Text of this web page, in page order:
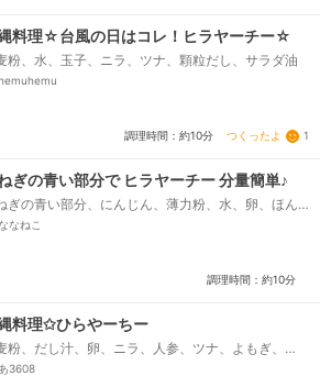
料理☆台風の日はコレ！ヒラヤーチー☆
粉、水、玉子、ニラ、ツナ、顆粒だし、サラダ油
調理時間：約10分 つくったよ 1
ぎの青い部分で ヒラヤーチー 分量簡単♪
ぎの青い部分、にんじん、薄力粉、水、卵、ほん
、塩
なねこ
調理時間：約10分
料理✩ひらやーちー
粉、だし汁、卵、ニラ、人参、ツナ、よもぎ、
塩
3608